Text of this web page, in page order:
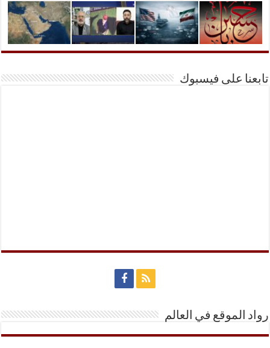
تابعنا على فيسبوك
رواد الموقع في العالم